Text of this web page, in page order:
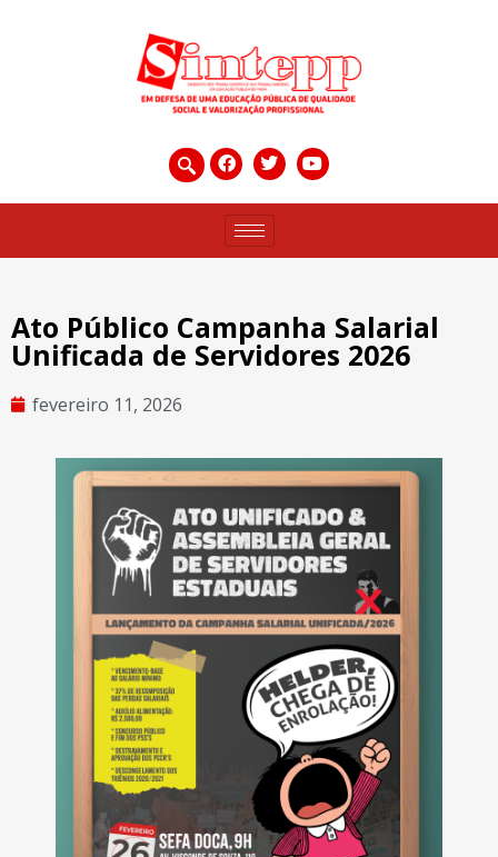
Ato Público Campanha Salarial
Unificada de Servidores 2026
fevereiro 11, 2026